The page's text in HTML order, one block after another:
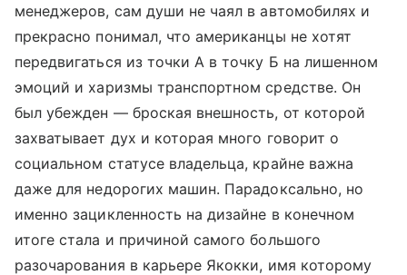
менеджеров, сам души не чаял в автомобилях и
прекрасно понимал, что американцы не хотят
передвигаться из точки А в точку Б на лишенном
эмоций и харизмы транспортном средстве. Он
был убежден — броская внешность, от которой
захватывает дух и которая много говорит о
социальном статусе владельца, крайне важна
даже для недорогих машин. Парадоксально, но
именно зацикленность на дизайне в конечном
итоге стала и причиной самого большого
разочарования в карьере Якокки, имя которому